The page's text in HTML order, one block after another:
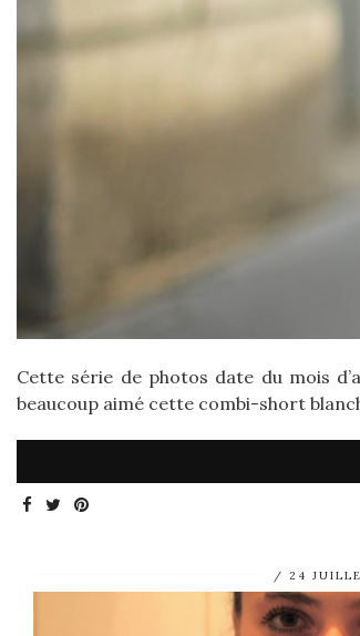
Cette série de photos date du mois
beaucoup aimé cette combi-short
24